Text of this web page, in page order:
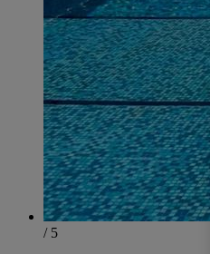
/ 5